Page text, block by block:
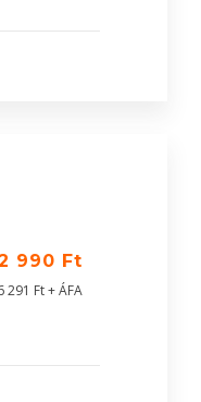
990 Ft
291 Ft + ÁFA